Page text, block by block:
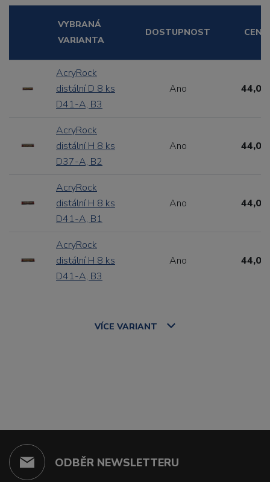
VYBRANÁ
VARIANTA
DOSTUPNOST CENA
AcryRock
distální D 8 ks
D41-A, B3
Ano 44,00
AcryRock
distální H 8 ks
D37-A, B2
Ano 44,00
AcryRock
distální H 8 ks
D41-A, B1
Ano 44,00
AcryRock
distální H 8 ks
D41-A, B3
Ano 44,00
VÍCE VARIANT
ODBĚR NEWSLETTERU